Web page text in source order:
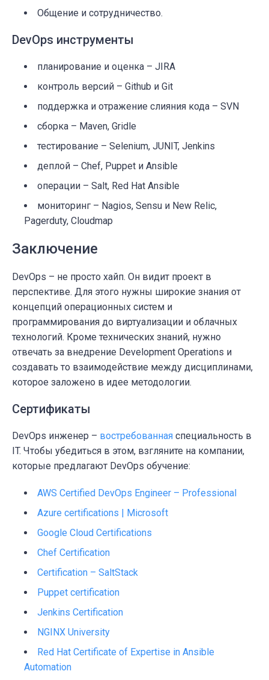
Общение и сотрудничество.
DevOps инструменты
планирование и оценка – JIRA
контроль версий – Github и Git
поддержка и отражение слияния кода – SVN
cборка – Maven, Gridle
тестирование – Selenium, JUNIT, Jenkins
деплой – Chef, Puppet и Ansible
операции – Salt, Red Hat Ansible
мониторинг – Nagios, Sensu и New Relic,
Pagerduty, Cloudmap
Заключение
DevOps – не просто хайп. Он видит проект в
перспективе. Для этого нужны широкие знания от
концепций операционных систем и
программирования до виртуализации и облачных
технологий. Кроме технических знаний, нужно
отвечать за внедрение Development Operations и
создавать то взаимодействие между дисциплинами,
которое заложено в идее методологии.
Сертификаты
DevOps инженер – востребованная специальность в
IT. Чтобы убедиться в этом, взгляните на компании,
которые предлагают DevOps обучение:
AWS Certified DevOps Engineer – Professional
Azure certifications | Microsoft
Google Cloud Certifications
Chef Certification
Certification – SaltStack
Puppet certification
Jenkins Certification
NGINX University
Red Hat Certificate of Expertise in Ansible
Automation